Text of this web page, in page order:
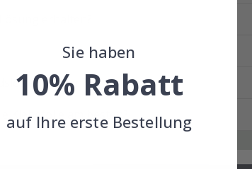
erhalten?
entfernen?
Klebefolie am besten?
Sie haben
10% Rabatt
auf Ihre erste Bestellung